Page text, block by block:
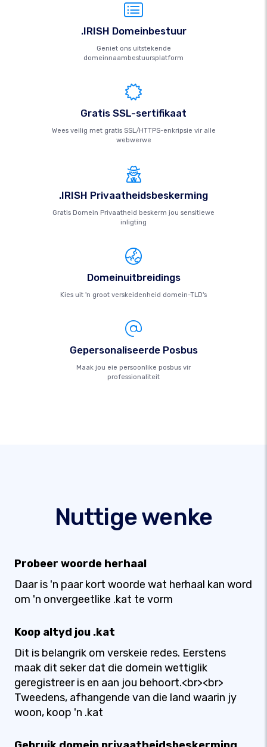
.IRISH Domeinbestuur
Geniet ons uitstekende
domeinnaambestuursplatform
Gratis SSL-sertifikaat
Wees veilig met gratis SSL/HTTPS-enkripsie vir alle
webwerwe
.IRISH Privaatheidsbeskerming
Gratis Domein Privaatheid beskerm jou sensitiewe
inligting
Domeinuitbreidings
Kies uit 'n groot verskeidenheid domein-TLD's
Gepersonaliseerde Posbus
Maak jou eie persoonlike posbus vir
professionaliteit
Nuttige wenke
Probeer woorde herhaal
Daar is 'n paar kort woorde wat herhaal kan word
om 'n onvergeetlike .kat te vorm
Koop altyd jou .kat
Dit is belangrik om verskeie redes. Eerstens
maak dit seker dat die domein wettiglik
geregistreer is en aan jou behoort.<br><br>
Tweedens, afhangende van die land waarin jy
woon, koop 'n .kat